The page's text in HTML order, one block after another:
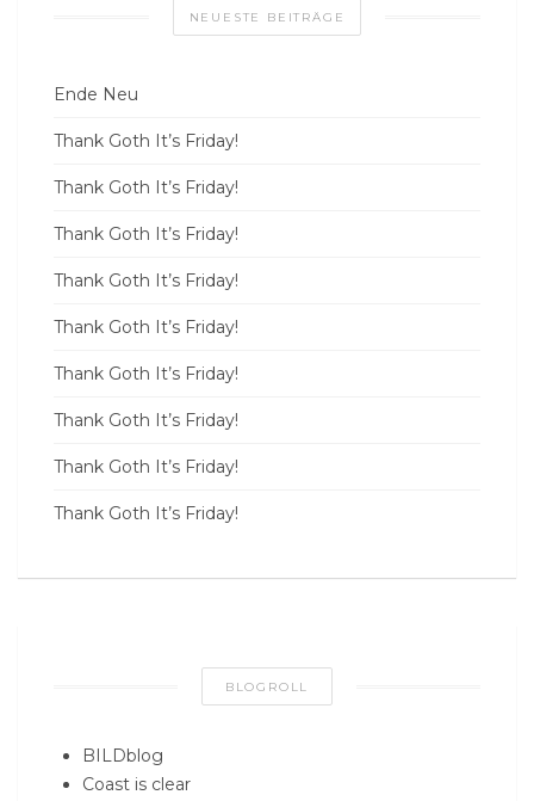
NEUESTE BEITRÄGE
Ende Neu
Thank Goth It’s Friday!
Thank Goth It’s Friday!
Thank Goth It’s Friday!
Thank Goth It’s Friday!
Thank Goth It’s Friday!
Thank Goth It’s Friday!
Thank Goth It’s Friday!
Thank Goth It’s Friday!
Thank Goth It’s Friday!
BLOGROLL
BILDblog
Coast is clear